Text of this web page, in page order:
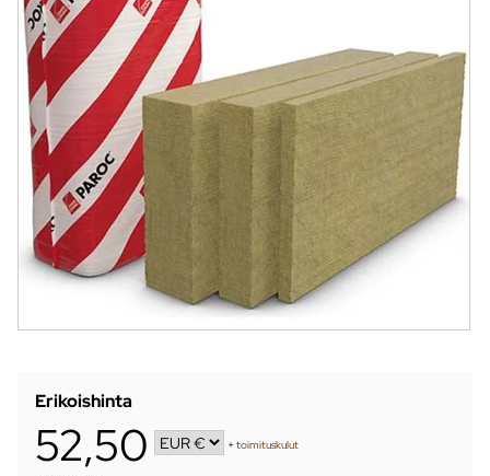
Erikoishinta
52,50 +toimituskulut